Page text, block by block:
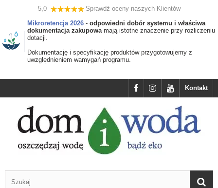
5,0
Sprawdź oceny naszych Klientów
Mikroretencja 2026 - odpowiedni dobór systemu i właściwa
dokumentacja zakupowamają istotne znaczenie przy rozliczeniu
dotacji.
Dokumentację i specyfikację produktów przygotowujemy z
uwzględnieniem wamygań programu.
Kontakt